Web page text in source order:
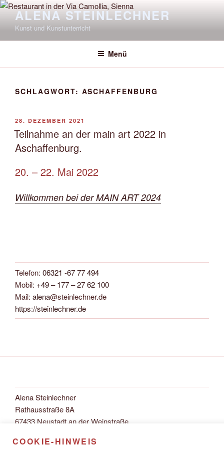
Zum
Inhalt
springen
ALENA STEINLECHNER
Kunst und Kunstunterricht
Menü
SCHLAGWORT: ASCHAFFENBURG
VERÖFFENTLICHT
AM
28. DEZEMBER 2021
Teilnahme an der main art 2022 in
Aschaffenburg.
20. – 22. Mai 2022
Willkommen bei der MAIN ART 2024
Telefon: 06321 -67 77 494
Mobil: +49 – 177 – 27 62 100
Mail: alena@steinlechner.de
https://steinlechner.de
Alena Steinlechner
Rathausstraße 8A
67433 Neustadt an der Weinstraße
COOKIE-HINWEIS